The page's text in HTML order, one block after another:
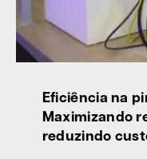
Eficiência na
Maximizando
reduzindo